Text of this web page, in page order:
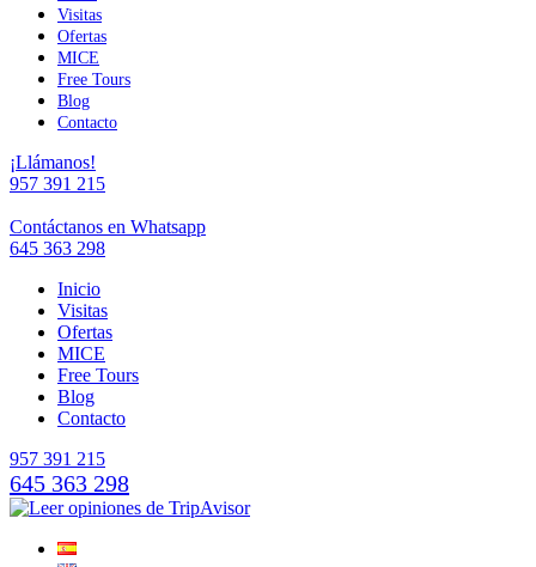
Visitas
Ofertas
MICE
Free Tours
Blog
Contacto
¡Llámanos!
957 391 215
Contáctanos en Whatsapp
645 363 298
Inicio
Visitas
Ofertas
MICE
Free Tours
Blog
Contacto
957 391 215
645 363 298